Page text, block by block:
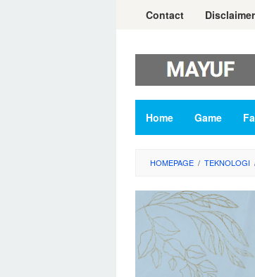
Contact Disclaimer
Home Game
HOMEPAGE / TEKNOLOGI